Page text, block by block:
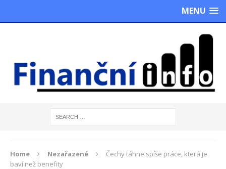
MENU
Home Nezařazené
Čechy táhne spíše práce, která je
baví než benefity